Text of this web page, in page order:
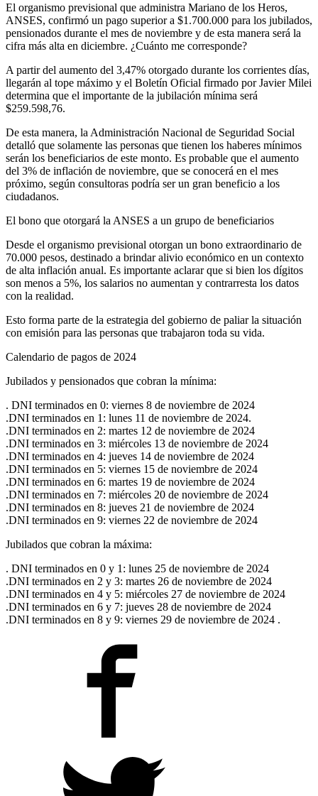
El organismo previsional que administra Mariano de los Heros,
ANSES, confirmó un pago superior a $1.700.000 para los jubilados,
pensionados durante el mes de noviembre y de esta manera será la
cifra más alta en diciembre. ¿Cuánto me corresponde?
A partir del aumento del 3,47% otorgado durante los corrientes días,
llegarán al tope máximo y el Boletín Oficial firmado por Javier Milei
determina que el importante de la jubilación mínima será
$259.598,76.
De esta manera, la Administración Nacional de Seguridad Social
detalló que solamente las personas que tienen los haberes mínimos
serán los beneficiarios de este monto. Es probable que el aumento
del 3% de inflación de noviembre, que se conocerá en el mes
próximo, según consultoras podría ser un gran beneficio a los
ciudadanos.
El bono que otorgará la ANSES a un grupo de beneficiarios
Desde el organismo previsional otorgan un bono extraordinario de
70.000 pesos, destinado a brindar alivio económico en un contexto
de alta inflación anual. Es importante aclarar que si bien los dígitos
son menos a 5%, los salarios no aumentan y contrarresta los datos
con la realidad.
Esto forma parte de la estrategia del gobierno de paliar la situación
con emisión para las personas que trabajaron toda su vida.
Calendario de pagos de 2024
Jubilados y pensionados que cobran la mínima:
. DNI terminados en 0: viernes 8 de noviembre de 2024
.DNI terminados en 1: lunes 11 de noviembre de 2024.
.DNI terminados en 2: martes 12 de noviembre de 2024
.DNI terminados en 3: miércoles 13 de noviembre de 2024
.DNI terminados en 4: jueves 14 de noviembre de 2024
.DNI terminados en 5: viernes 15 de noviembre de 2024
.DNI terminados en 6: martes 19 de noviembre de 2024
.DNI terminados en 7: miércoles 20 de noviembre de 2024
.DNI terminados en 8: jueves 21 de noviembre de 2024
.DNI terminados en 9: viernes 22 de noviembre de 2024
Jubilados que cobran la máxima:
. DNI terminados en 0 y 1: lunes 25 de noviembre de 2024
.DNI terminados en 2 y 3: martes 26 de noviembre de 2024
.DNI terminados en 4 y 5: miércoles 27 de noviembre de 2024
.DNI terminados en 6 y 7: jueves 28 de noviembre de 2024
.DNI terminados en 8 y 9: viernes 29 de noviembre de 2024 .